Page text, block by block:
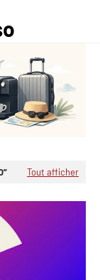
Tout afficher